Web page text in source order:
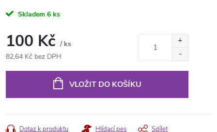
Skladem 6 ks
100 Kč / ks
82,64 Kč bez DPH
VLOŽIT DO KOŠÍKU
Dotaz k produktu Hlídací pes Sdílet